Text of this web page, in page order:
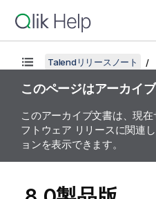
Talendリリースノート
このページはアーカイブ
このアーカイブ文書は、現
フトウェア リリースに関連
ョンを表示できます。